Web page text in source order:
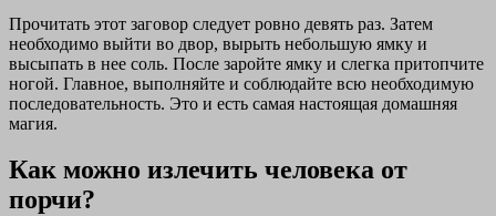
Прочитать этот заговор следует ровно девять раз. Затем
необходимо выйти во двор, вырыть небольшую ямку и
высыпать в нее соль. После заройте ямку и слегка притопчите
ногой. Главное, выполняйте и соблюдайте всю необходимую
последовательность. Это и есть самая настоящая домашняя
магия.
Как можно излечить человека от
порчи?